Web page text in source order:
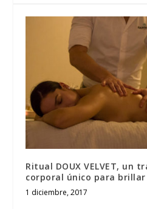
Ritual DOUX VELVET, un
corporal único para
1 diciembre, 2017